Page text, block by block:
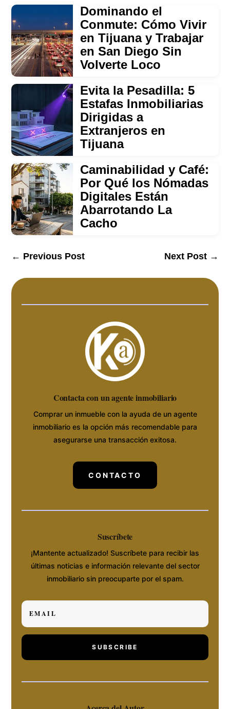
Dominando el
Conmute: Cómo Vivir
en Tijuana y Trabajar
en San Diego Sin
Volverte Loco
Evita la Pesadilla: 5
Estafas Inmobiliarias
Dirigidas a
Extranjeros en
Tijuana
Caminabilidad y Café:
Por Qué los Nómadas
Digitales Están
Abarrotando La
Cacho
← Previous Post Next Post→
Contacta con un agente inmobiliario
Comprar un inmueble con la ayuda de un agente
inmobiliario es la opción más recomendable para
asegurarse una transacción exitosa.
CONTACTO
Suscríbete
¡Mantente actualizado! Suscríbete para recibir las
últimas noticias e información relevante del sector
inmobiliario sin preocuparte por el spam.
SUBSCRIBE